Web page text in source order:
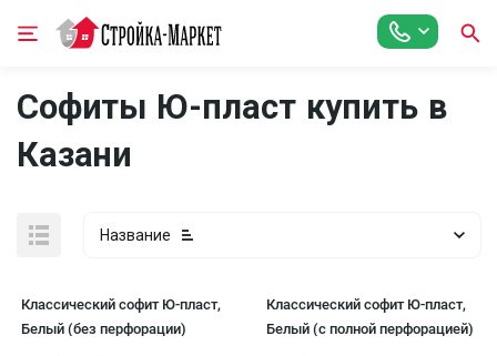
Софиты Ю-пласт купить в
Казани
Название
Классический софит Ю-пласт,
Белый (без перфорации)
Классический софит Ю-пласт,
Белый (с полной перфорацией)